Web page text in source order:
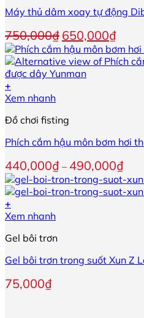
trên
trang
sản
phẩm
nhiều
biến
thể.
Các
tùy
chọn
có
thể
được
chọn
trên
trang
sản
phẩm
Máy thủ dâm xoay tự động
750,000₫ Giá
gốc
là:
750,000₫.
650,000₫Giá
hiện
tại
là:
+
Sản
này
nhiều
biến
thể.
Các
tùy
chọn
có
thể
được
chọn
trên
trang
sản
Xem nhanh
Đồ chơi fisting
Phích cắm hậu môn bơm hơi
440,000₫ – 490,000₫
giá:
từ
+
Sản
này
nhiều
biến
thể.
Xem nhanh
Gel bôi trơn
Gel bôi trơn trong suốt Xun Z
75,000₫